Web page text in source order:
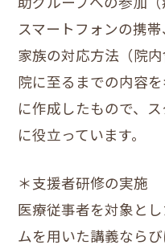
スマートフォンの携
家族の対応方法（院
院に至るまでの内容
に作成したもので、
に役立っています。
＊支援者研修の実施
医療従事者を対象と
ムを用いた講義なら